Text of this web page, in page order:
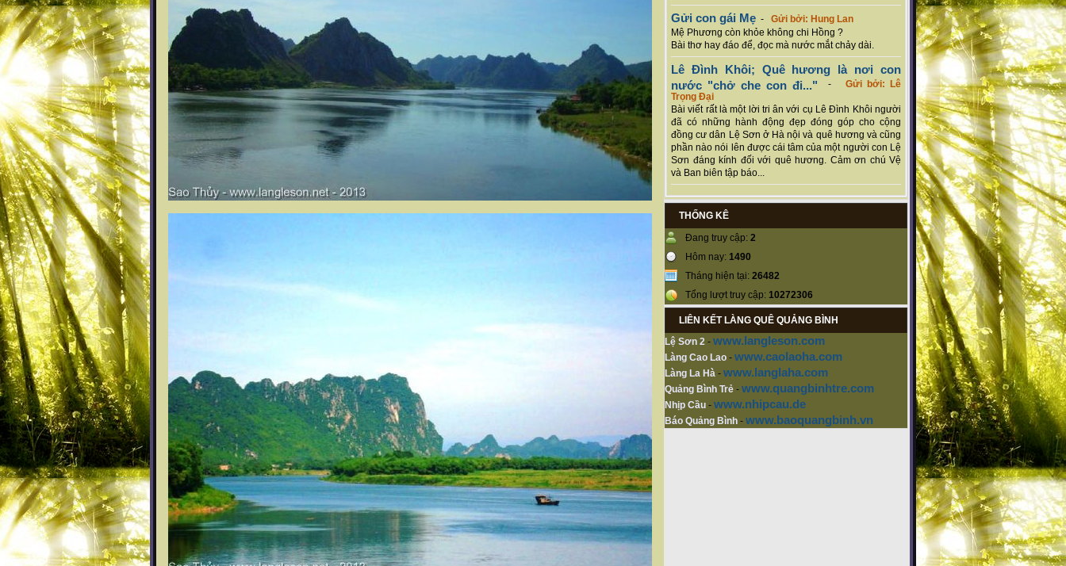
Gửi con gái Mẹ - Gửi bởi: Hung Lan
Mệ Phương còn khỏe không chi Hồng ?
Bài thơ hay đáo để, đọc mà nước mắt chảy dài.
Lê Đình Khôi; Quê hương là nơi con
nước "chở che con đi..." - Gửi bởi: Lê
Trọng Đại
Bài viết rất là một lời tri ân với cụ Lê Đình Khôi người
đã có những hành động đẹp đóng góp cho cộng
đồng cư dân Lệ Sơn ở Hà nội và quê hương và cũng
phần nào nói lên được cái tâm của một người con Lệ
Sơn đáng kính đối với quê hương. Cảm ơn chú Vệ
và Ban biên tập báo...
THỐNG KÊ
Đang truy cập: 2
Hôm nay: 1490
Tháng hiện tại: 26482
Tổng lượt truy cập: 10272306
LIÊN KẾT LÀNG QUÊ QUẢNG BÌNH
Lệ Sơn 2 - www.langleson.com
Làng Cao Lao - www.caolaoha.com
Làng La Hà - www.langlaha.com
Quảng Bình Trẻ - www.quangbinhtre.com
Nhịp Cầu - www.nhipcau.de
Báo Quảng Bình - www.baoquangbinh.vn